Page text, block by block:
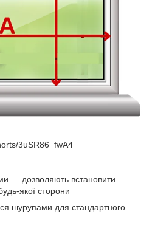
3uSR86_fwA4
— дозволяють встановити
якої сторони
шурупами для стандартного